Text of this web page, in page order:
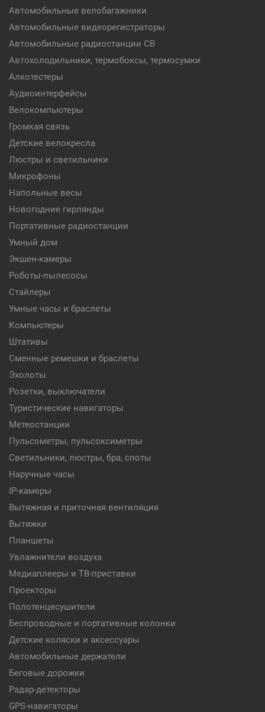
Автомобильные велобагажники
Автомобильные видеорегистраторы
Автомобильные радиостанции CB
Автохолодильники, термобоксы, термосумки
Алкотестеры
Аудиоинтерфейсы
Велокомпьютеры
Громкая связь
Детские велокресла
Люстры и светильники
Микрофоны
Напольные весы
Новогодние гирлянды
Портативные радиостанции
Умный дом
Экшен-камеры
Роботы-пылесосы
Стайлеры
Умные часы и браслеты
Компьютеры
Штативы
Сменные ремешки и браслеты
Эхолоты
Розетки, выключатели
Туристические навигаторы
Метеостанции
Пульсометры, пульсоксиметры
Светильники, люстры, бра, споты
Наручные часы
IP-камеры
Вытяжная и приточная вентиляция
Вытяжки
Планшеты
Увлажнители воздуха
Медиаплееры и ТВ-приставки
Проекторы
Полотенцесушители
Беспроводные и портативные колонки
Детские коляски и аксессуары
Автомобильные держатели
Беговые дорожки
Радар-детекторы
GPS-навигаторы